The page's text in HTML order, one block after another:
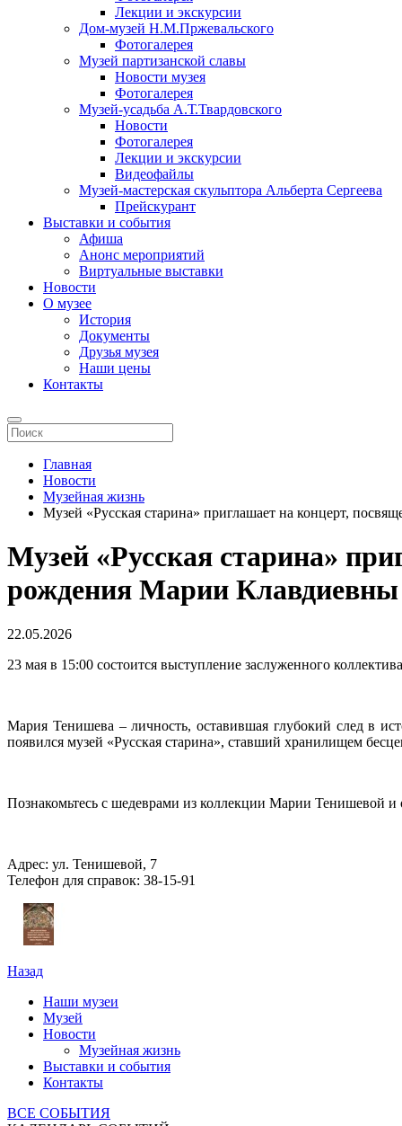
Лекции и экскурсии
Дом-музей Н.М.Пржевальского
Фотогалерея
Музей партизанской славы
Новости музея
Фотогалерея
Музей-усадьба А.Т.Твардовского
Новости
Фотогалерея
Лекции и экскурсии
Видеофайлы
Музей-мастерская скульптора Альберта Сергеева
Прейскурант
Выставки и события
Афиша
Анонс мероприятий
Виртуальные выставки
Новости
О музее
История
Документы
Друзья музея
Наши цены
Контакты
Главная
Новости
Музейная жизнь
Музей «Русская старина» приглашает на концерт,
Музей «Русская старина»
рождения Марии
22.05.2026
23 мая в 15:00 состоится выступление заслуженного
Мария Тенишева – личность, оставившая глубокий след в
появился музей «Русская старина», ставший хранилищем
Познакомьтесь с шедеврами из коллекции Марии Тенишевой
Адрес: ул. Тенишевой, 7
Телефон для справок: 38-15-91
Назад
Наши музеи
Музей
Новости
Музейная жизнь
Выставки и события
Контакты
ВСЕ СОБЫТИЯ